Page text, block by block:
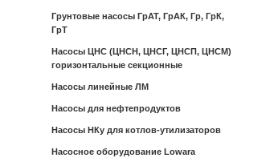
Грунтовые насосы ГрАТ, ГрАК, Гр, ГрК,
ГрТ
Насосы ЦНС (ЦНСН, ЦНСГ, ЦНСП, ЦНСМ)
горизонтальные секционные
Насосы линейные ЛМ
Насосы для нефтепродуктов
Насосы НКу для котлов-утилизаторов
Насосное оборудование Lowara